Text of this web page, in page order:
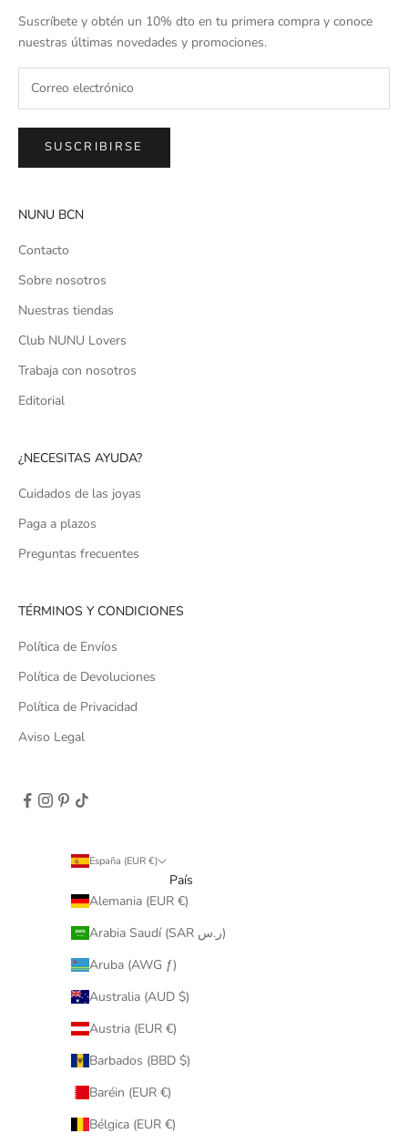
Suscríbete y obtén un 10% dto en tu primera compra y conoce
nuestras últimas novedades y promociones.
SUSCRIBIRSE
NUNU BCN
Contacto
Sobre nosotros
Nuestras tiendas
Club NUNU Lovers
Trabaja con nosotros
Editorial
¿NECESITAS AYUDA?
Cuidados de las joyas
Paga a plazos
Preguntas frecuentes
TÉRMINOS Y CONDICIONES
Política de Envíos
Política de Devoluciones
Política de Privacidad
Aviso Legal
España (EUR €)
País
Alemania (EUR €)
Arabia Saudí (SAR ر.س)
Aruba (AWG ƒ)
Australia (AUD $)
Austria (EUR €)
Barbados (BBD $)
Baréin (EUR €)
Bélgica (EUR €)